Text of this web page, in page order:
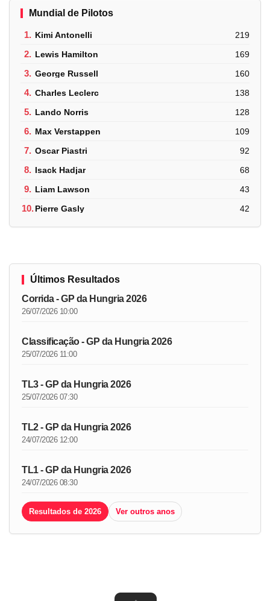
Mundial de Pilotos
1. Kimi Antonelli 219
2. Lewis Hamilton 169
3. George Russell 160
4. Charles Leclerc 138
5. Lando Norris 128
6. Max Verstappen 109
7. Oscar Piastri 92
8. Isack Hadjar 68
9. Liam Lawson 43
10.Pierre Gasly 42
Últimos Resultados
Corrida - GP da Hungria 2026
26/07/2026 10:00
Classificação - GP da Hungria 2026
25/07/2026 11:00
TL3 - GP da Hungria 2026
25/07/2026 07:30
TL2 - GP da Hungria 2026
24/07/2026 12:00
TL1 - GP da Hungria 2026
24/07/2026 08:30
Resultados de 2026 Ver outros anos